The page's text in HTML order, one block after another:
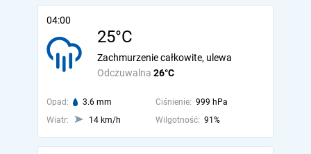
04:00
25°C
Odczuwalna 26°C
Zachmurzenie całkowite, ulewa
Opad: 3.6 mm Ciśnienie: 999 hPa
Wiatr:
14 km/h Wilgotność: 91%